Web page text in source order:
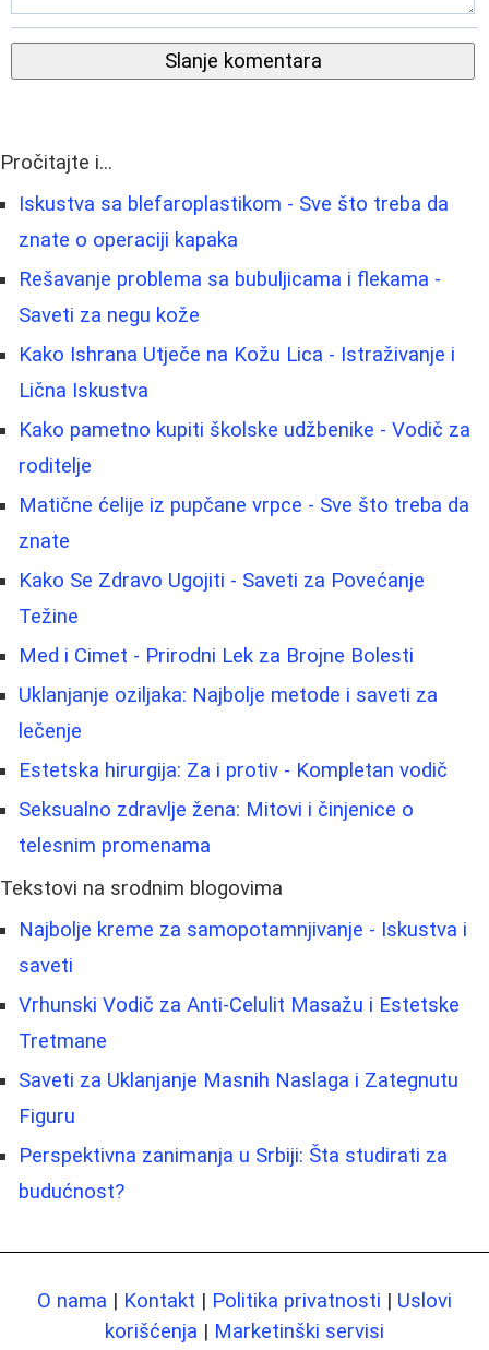
Slanje komentara
Pročitajte i...
Iskustva sa blefaroplastikom - Sve što treba da
znate o operaciji kapaka
Rešavanje problema sa bubuljicama i flekama -
Saveti za negu kože
Kako Ishrana Utječe na Kožu Lica - Istraživanje i
Lična Iskustva
Kako pametno kupiti školske udžbenike - Vodič za
roditelje
Matične ćelije iz pupčane vrpce - Sve što treba da
znate
Kako Se Zdravo Ugojiti - Saveti za Povećanje
Težine
Med i Cimet - Prirodni Lek za Brojne Bolesti
Uklanjanje oziljaka: Najbolje metode i saveti za
lečenje
Estetska hirurgija: Za i protiv - Kompletan vodič
Seksualno zdravlje žena: Mitovi i činjenice o
telesnim promenama
Tekstovi na srodnim blogovima
Najbolje kreme za samopotamnjivanje - Iskustva i
saveti
Vrhunski Vodič za Anti-Celulit Masažu i Estetske
Tretmane
Saveti za Uklanjanje Masnih Naslaga i Zategnutu
Figuru
Perspektivna zanimanja u Srbiji: Šta studirati za
budućnost?
O nama | Kontakt | Politika privatnosti | Uslovi
korišćenja | Marketinški servisi